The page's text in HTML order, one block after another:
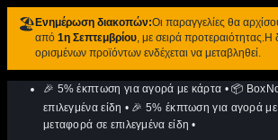
🏖️ Ενημέρωση διακοπών:Οι παραγγελίες θα
από 1η Σεπτεμβρίου, με σειρά προτεραιότητας.Η
ορισμένων προϊόντων ενδέχεται να μεταβληθεί.
περιεχόμενο
🎉 5% έκπτωση για αγορά με κάρτα • 📦
επιλεγμένα είδη • 🎉 5% έκπτωση για αγορά
μεταφορά σε επιλεγμένα είδη •